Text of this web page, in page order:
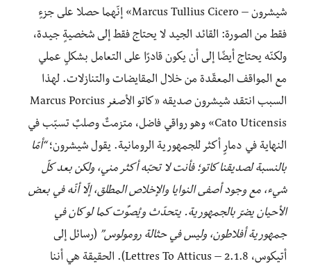
شيشرون – Marcus Tullius Cicero» إنّهما حصلا على جزءٍ
فقط من الصورة: القائد الجيد لا يحتاج فقط إلى شخصيةٍ جيدة،
ولكنّه يحتاج أيضًا إلى أن يكون قادرًا على التعامل بشكلٍ عملي
مع المواقف المعقّدة من خلال المقايضات والتنازلات. لهذا
السبب انتقد شيشرون صديقه «كاتو الأصغر Marcus Porcius
Cato Uticensis» وهو رواقي فاضل، متزمتٌ وصلبٌ تسبّب في
النهاية في دمارٍ أكثر للجمهورية الرومانية. يقول شيشرون؛“أمّا
بالنسبة لصديقنا كاتو؛ فأنت لا تحبّه أكثر مني، ولكن بعد كلّ
شيء، مع وجود أصفى النوايا والإخلاص المطلق، إلّا أنّه في بعض
الأحيان يضرّ بالجمهورية. يتحدّث ويُصوِّت كما لو كان في
جمهورية أفلاطون، وليس في حثالة رومولوس” (رسائل إلى
أتيكوس، 2.1.8 – Lettres To Atticus). الحقيقة هي أننا